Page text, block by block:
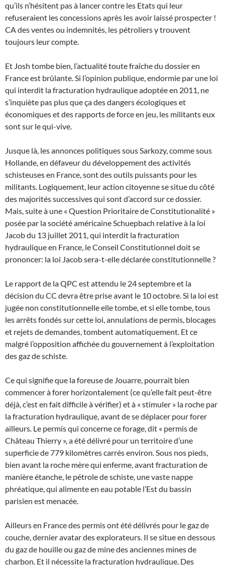
qu’ils n’hésitent pas à lancer contre les Etats qui leur
refuseraient les concessions après les avoir laissé prospecter !
CA des ventes ou indemnités, les pétroliers y trouvent
toujours leur compte.
Et Josh tombe bien, l’actualité toute fraîche du dossier en
France est brûlante. Si l’opinion publique, endormie par une loi
qui interdit la fracturation hydraulique adoptée en 2011, ne
s’inquiète pas plus que ça des dangers écologiques et
économiques et des rapports de force en jeu, les militants eux
sont sur le qui-vive.
Jusque là, les annonces politiques sous Sarkozy, comme sous
Hollande, en défaveur du développement des activités
schisteuses en France, sont des outils puissants pour les
militants. Logiquement, leur action citoyenne se situe du côté
des majorités successives qui sont d’accord sur ce dossier.
Mais, suite à une « Question Prioritaire de Constitutionalité »
posée par la société américaine Schuepbach relative à la loi
Jacob du 13 juillet 2011, qui interdit la fracturation
hydraulique en France, le Conseil Constitutionnel doit se
prononcer: la loi Jacob sera-t-elle déclarée constitutionnelle ?
Le rapport de la QPC est attendu le 24 septembre et la
décision du CC devra être prise avant le 10 octobre. Si la loi est
jugée non constitutionnelle elle tombe, et si elle tombe, tous
les arrêts fondés sur cette loi, annulations de permis, blocages
et rejets de demandes, tombent automatiquement. Et ce
malgré l’opposition affichée du gouvernement à l’exploitation
des gaz de schiste.
Ce qui signifie que la foreuse de Jouarre, pourrait bien
commencer à forer horizontalement (ce qu’elle fait peut-être
déjà, c’est en fait difficile à vérifier) et à « stimuler » la roche par
la fracturation hydraulique, avant de se déplacer pour forer
ailleurs. Le permis qui concerne ce forage, dit « permis de
Château Thierry », a été délivré pour un territoire d’une
superficie de 779 kilomètres carrés environ. Sous nos pieds,
bien avant la roche mère qui enferme, avant fracturation de
manière étanche, le pétrole de schiste, une vaste nappe
phréatique, qui alimente en eau potable l’Est du bassin
parisien est menacée.
Ailleurs en France des permis ont été délivrés pour le gaz de
couche, dernier avatar des explorateurs. Il se situe en dessous
du gaz de houille ou gaz de mine des anciennes mines de
charbon. Et il nécessite la fracturation hydraulique. Des